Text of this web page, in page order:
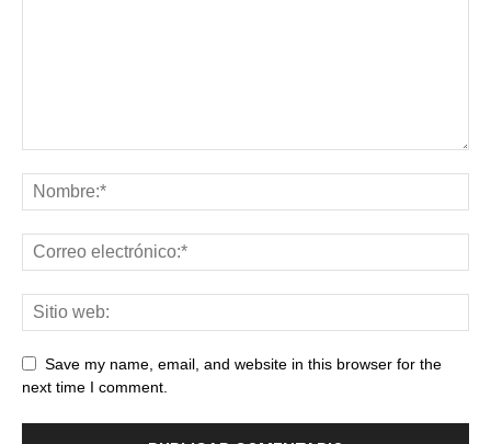
Save my name, email, and website in this browser for the
next time I comment.